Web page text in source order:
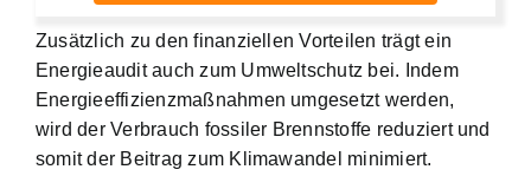
Zusätzlich zu den finanziellen Vorteilen trägt ein
Energieaudit auch zum Umweltschutz bei. Indem
Energieeffizienzmaßnahmen umgesetzt werden,
wird der Verbrauch fossiler Brennstoffe reduziert und
somit der Beitrag zum Klimawandel minimiert.